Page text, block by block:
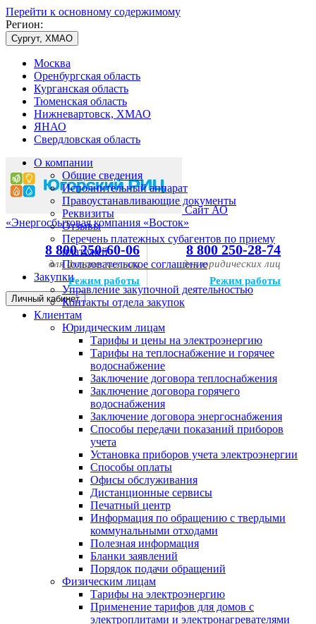
Перейти к основному содержимому
Регион:
Сургут, ХМАО
Москва
Оренбургская область
Курганская область
Тюменская область
Нижневартовск, ХМАО
ЯНАО
Свердловская область
Сайт АО
«Энергосбытовая компания «Восток»
8 800 250-60-06
для физических лиц
Режим работы
8 800 250-28-74
для юридических лиц
Режим работы
Личный кабинет
О компании
Общие сведения
Исполнительный аппарат
Правоустанавливающие документы
Реквизиты
Отзывы
Перечень платежных субагентов по приему
платежей
Пользовательское соглашение
Закупки
Управление закупочной деятельностью
Контакты отдела закупок
Клиентам
Юридическим лицам
Тарифы и цены на электроэнергию
Тарифы на теплоснабжение и горячее
водоснабжение
Заключение договора теплоснабжения
Заключение договора горячего
водоснабжения
Заключение договора энергоснабжения
Способы передачи показаний приборов
учета
Установка приборов учета электроэнергии
Способы оплаты
Офисы обслуживания
Дистанционные сервисы
Печатный центр
Информация по обращению с твердыми
коммунальными отходами
Полезная информация
Бланки заявлений
Порядок подачи обращений
Физическим лицам
Тарифы на электроэнергию
Применение тарифов для домов с
электроплитами и электронагревателями